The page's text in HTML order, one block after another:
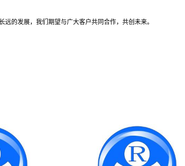
的发展，我们期望与广大客户共同合作，共创未来。